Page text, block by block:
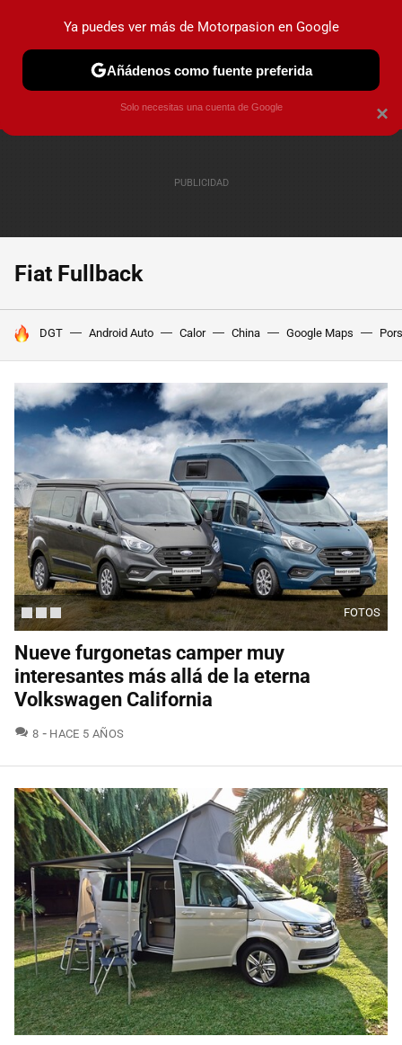
PRUEBAS COCHES ELÉCTRICOS OBSERVATORIO
Fiat Fullback
HOY SE HABLA DE
DGT Android Auto Calor China Google Maps
FOTOS
Nueve furgonetas camper muy
interesantes más allá de la eterna
Volkswagen California
8 COMENTARIOS
HACE 5 AÑOS
×
Ya puedes ver más de Motorpasion en Google
Añádenos como fuente preferida
Solo necesitas una cuenta de Google